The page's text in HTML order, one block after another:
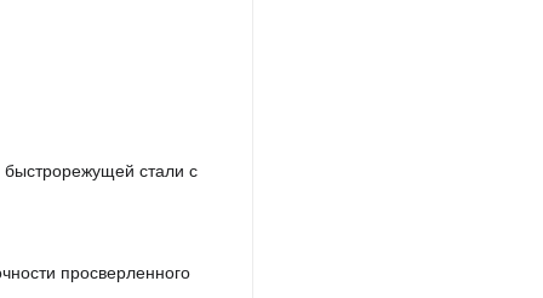
быстрорежущей стали с
просверленного